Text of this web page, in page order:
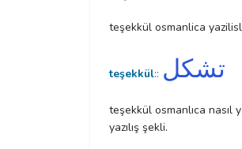
teşekkül osmanlica
teşekkül:: تشكل
teşekkül osmanlıca nasıl
yazılış şekli.